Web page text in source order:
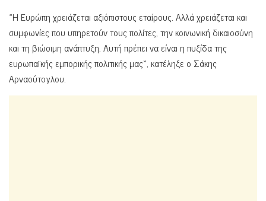
«Η Ευρώπη χρειάζεται αξιόπιστους εταίρους. Αλλά χρειάζεται και
συμφωνίες που υπηρετούν τους πολίτες, την κοινωνική δικαιοσύνη
και τη βιώσιμη ανάπτυξη. Αυτή πρέπει να είναι η πυξίδα της
ευρωπαϊκής εμπορικής πολιτικής μας», κατέληξε ο Σάκης
Αρναούτογλου.